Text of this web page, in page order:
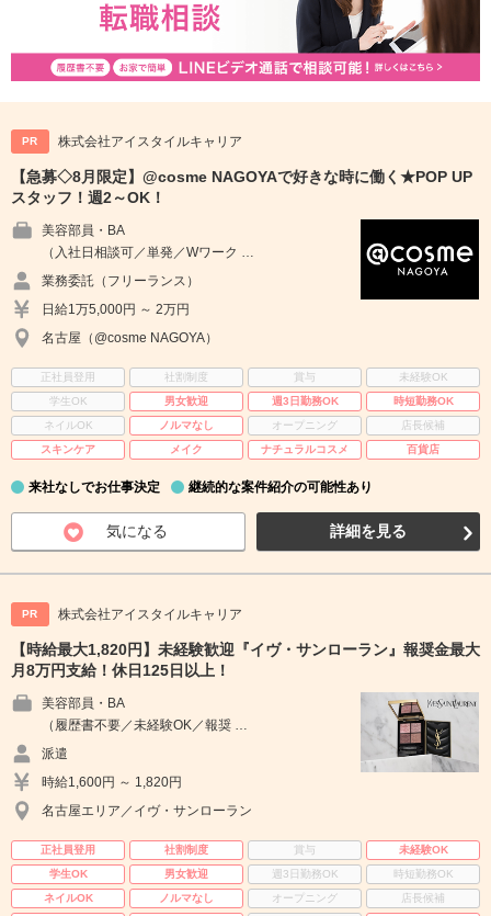
PR 株式会社アイスタイルキャリア
【急募◇8月限定】@cosme NAGOYAで好きな時に働く★POP UP
スタッフ！週2～OK！
美容部員・BA
（入社日相談可／単発／Wワーク …
業務委託（フリーランス）
日給1万5,000円 ～ 2万円
名古屋（@cosme NAGOYA）
正社員登用 社割制度 賞与
未経験OK
学生OK
男女歓迎 週3日勤務OK
時短勤務OK
ネイルOK
ノルマなし オープニング
店長候補
スキンケア
メイク ナチュラルコスメ 百貨店
来社なしでお仕事決定 継続的な案件紹介の可能性あり
気になる 詳細を見る
PR 株式会社アイスタイルキャリア
【時給最大1,820円】未経験歓迎『イヴ・サンローラン』報奨金最大
月8万円支給！休日125日以上！
美容部員・BA
（履歴書不要／未経験OK／報奨 …
派遣
時給1,600円 ～ 1,820円
名古屋エリア／イヴ・サンローラン
正社員登用 社割制度 賞与
未経験OK
学生OK
男女歓迎 週3日勤務OK
時短勤務OK
ネイルOK
ノルマなし オープニング 店長候補